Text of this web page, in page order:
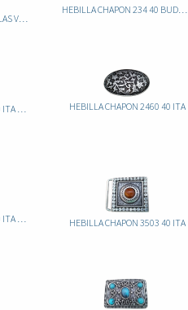
HEBILLA CHAPON 234 40 BUDWEISER
HEBILLA CHAPON 2460 40 ITA
HEBILLA CHAPON 3503 40 ITA